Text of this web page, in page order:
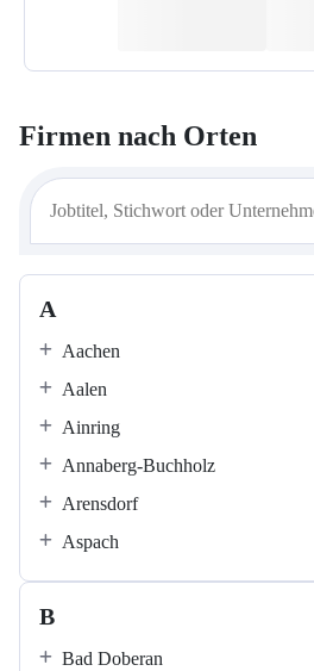
Firmen nach Orten
A
Aachen
Aalen
Ainring
Annaberg-Buchholz
Arensdorf
Aspach
B
Bad Doberan